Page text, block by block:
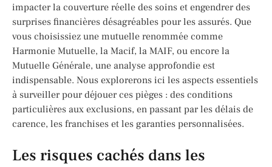
impacter la couverture réelle des soins et engendrer des
surprises financières désagréables pour les assurés. Que
vous choisissiez une mutuelle renommée comme
Harmonie Mutuelle, la Macif, la MAIF, ou encore la
Mutuelle Générale, une analyse approfondie est
indispensable. Nous explorerons ici les aspects essentiels
à surveiller pour déjouer ces pièges : des conditions
particulières aux exclusions, en passant par les délais de
carence, les franchises et les garanties personnalisées.
Les risques cachés dans les